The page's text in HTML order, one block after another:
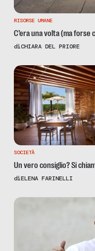
RISORSE UMANE
C’era una volta (ma forse
diCHIARA DEL PRIORE
SOCIETÀ
Un vero consiglio? Si
diELENA FARINELLI